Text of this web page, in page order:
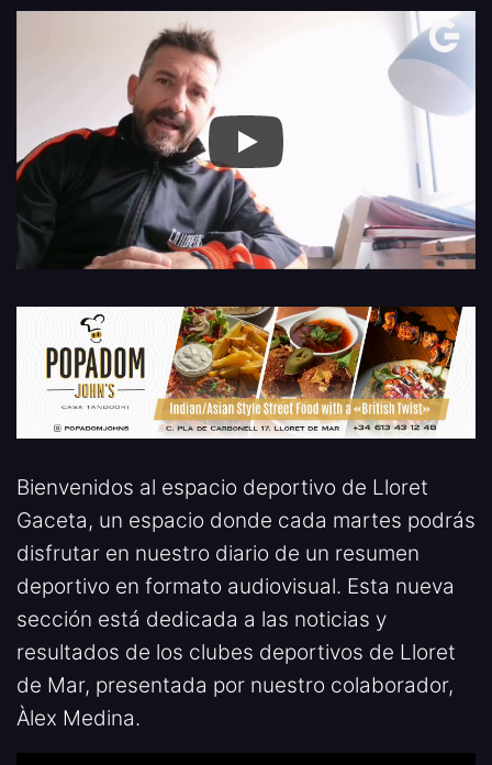
Bienvenidos al espacio deportivo de Lloret
Gaceta, un espacio donde cada martes podrás
disfrutar en nuestro diario de un resumen
deportivo en formato audiovisual. Esta nueva
sección está dedicada a las noticias y
resultados de los clubes deportivos de Lloret
de Mar, presentada por nuestro colaborador,
Àlex Medina.